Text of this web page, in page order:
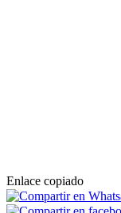
Enlace copiado